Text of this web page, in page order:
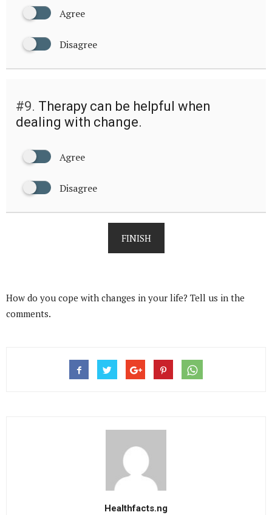
Agree
Disagree
#9. Therapy can be helpful when
dealing with change.
Agree
Disagree
FINISH
How do you cope with changes in your life? Tell us in the
comments.
Healthfacts.ng